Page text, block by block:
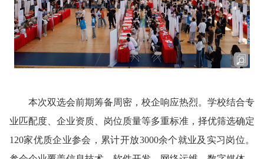
本次双选会前期筹备周密，校企响应热烈。学校结合专
业匹配度、企业资质、岗位质量等多重标准，择优筛选确定
120家优质企业参会，累计开放3000余个就业及实习岗位。